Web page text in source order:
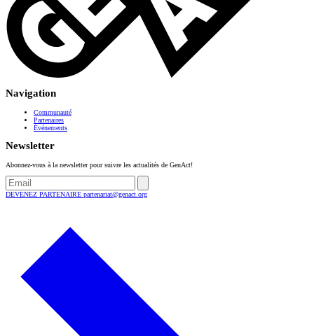
Navigation
Communauté
Partenaires
Événements
Newsletter
Abonnez-vous à la newsletter pour suivre les actualités de GenAct!
DEVENEZ PARTENAIRE partenariat@genact.org